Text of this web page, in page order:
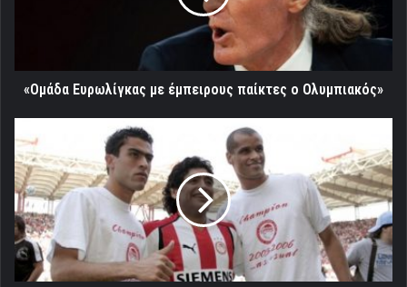
«Ομάδα Ευρωλίγκας με έμπειρους παίκτες ο Ολυμπιακός»
θλίψη
για
τον
χαμό
του
κορυφαίου
Ντιέγκο
Μαραντόνα!